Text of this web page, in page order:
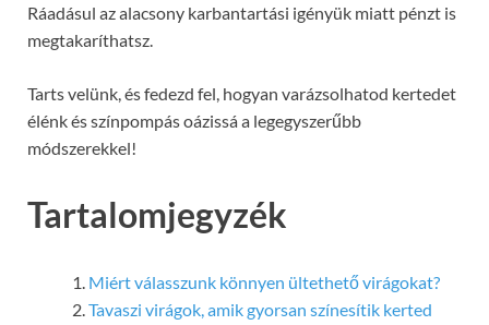
Ráadásul az alacsony karbantartási igényük miatt pénzt is
megtakaríthatsz.
Tarts velünk, és fedezd fel, hogyan varázsolhatod kertedet
élénk és színpompás oázissá a legegyszerűbb
módszerekkel!
Tartalomjegyzék
Miért válasszunk könnyen ültethető virágokat?
Tavaszi virágok, amik gyorsan színesítik kerted